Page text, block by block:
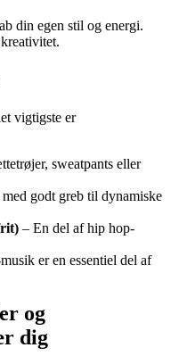
din egen stil og energi.
vigtigste er
sweatpants eller
godt greb til dynamiske
– En del af hip hop-
er en essentiel del af
og
dig